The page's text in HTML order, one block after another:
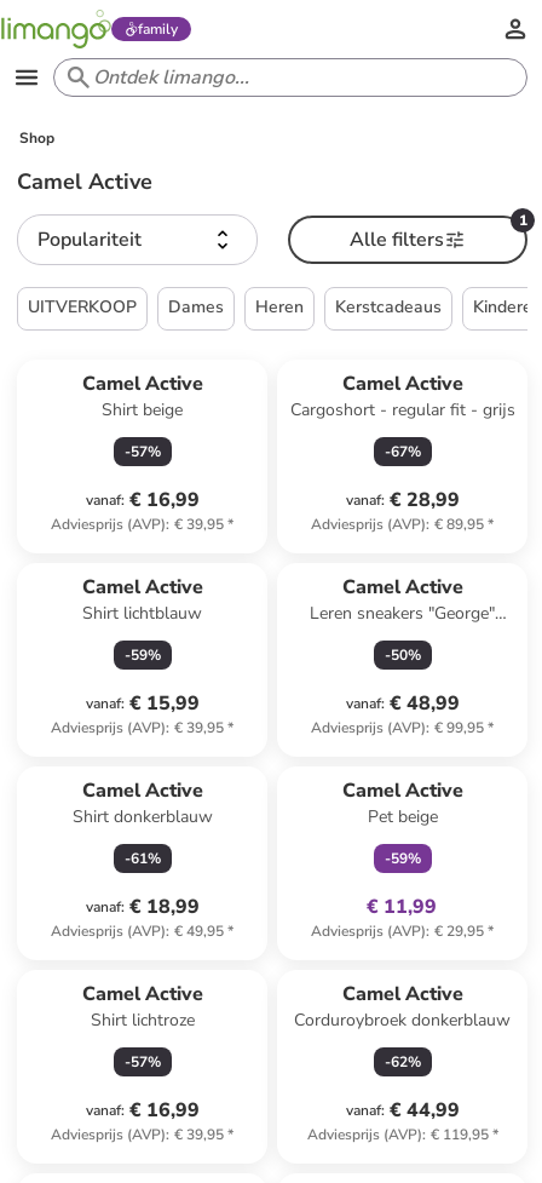
family
Shop
Camel Active
Populariteit
1
Alle filters
UITVERKOOP Dames Heren Kerstcadeaus Kinderen
Camel Active
Shirt beige
-57%
vanaf: € 16,99
Adviesprijs (AVP): € 39,95*
Camel Active
Cargoshort - regular fit - grijs
-67%
vanaf: € 28,99
Adviesprijs (AVP): € 89,95*
Camel Active
Shirt lichtblauw
-59%
vanaf: € 15,99
Adviesprijs (AVP): € 39,95*
Camel Active
Leren sneakers "George"
taupe
-50%
vanaf: € 48,99
Adviesprijs (AVP): € 99,95*
Camel Active
Shirt donkerblauw
-61%
vanaf: € 18,99
Adviesprijs (AVP): € 49,95*
Camel Active
Pet beige
-59%
€ 11,99
Adviesprijs (AVP): € 29,95*
Camel Active
Shirt lichtroze
-57%
vanaf: € 16,99
Adviesprijs (AVP): € 39,95*
Camel Active
Corduroybroek donkerblauw
-62%
vanaf: € 44,99
Adviesprijs (AVP): € 119,95*